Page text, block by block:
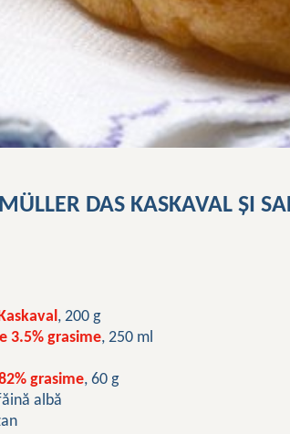
MÜLLER DAS KASKAVAL ȘI
, 200 g
3.5% grasime, 250 ml
grasime, 60 g
albă